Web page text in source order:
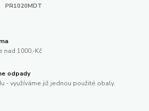
PR1020MDT
nad 1000,-Kč
odpady
- využíváme již jednou použité obaly.